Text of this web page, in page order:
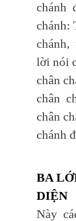
chánh
chánh:
lời nói
chân
chân
chân
chánh
BA
DIỆN
Này